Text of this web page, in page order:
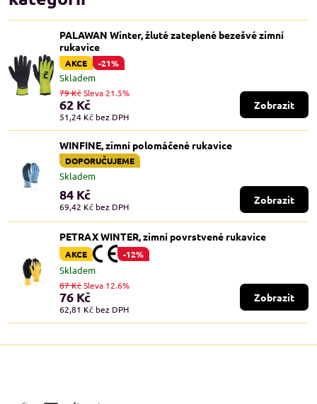
PALAWAN Winter, žluté zateplené bezešvé zimní
rukavice
AKCE -21%
Skladem
62 Kč
51,24 Kč bez DPH
79 KčSleva 21.5%
Zobrazit
WINFINE, zimní polomáčené rukavice
DOPORUČUJEME
Skladem
84 Kč
69,42 Kč bez DPH
Zobrazit
PETRAX WINTER, zimní povrstvené rukavice
AKCE -12%
Skladem
76 Kč
62,81 Kč bez DPH
87 KčSleva 12.6%
Zobrazit